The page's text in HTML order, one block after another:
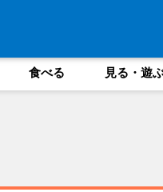
食べる 見る・遊